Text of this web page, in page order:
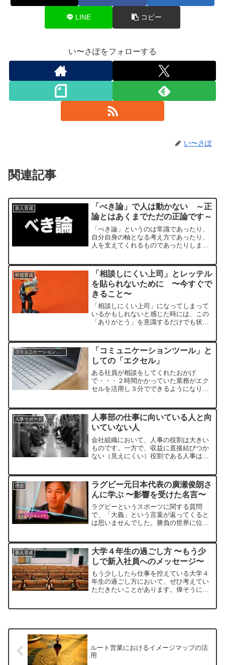
LINE コピー
い〜さぽをフォローする
い〜さぽ
関連記事
新人育成
「べき論」で人は動かない ～正
論とはあくまでただの正論です～
「べき論」というのは常識であったり、
自分自身の軸となる考え方であったり、
人を支えてくれるものであったりしま
しまうことになるかもしれません。正論
とは「べき論」で語れますが、やっぱり
バランスが大切なのです。
幹部育成
「相談しにくい上司」とレッテル
を貼られないために 〜今すぐで
きること〜
「相談しにくい上司」になってしまって
いるかもしれないと感じた時には、この
「ありがとう」を意識するだけでも状況
あれば、どうやって上司の笑顔をつくれ
るかと考えられたら最高ですね。
コミュニケーションスキル
「コミュニケーションツール」と
しての「エクセル」
ある社員が相談をしてくれたおかげ
で・・・２時間かかっていた業務がエク
セルを活用し３分でできるようになりま
人事サポート
人事部の仕事に向いている人と向
いていない人
会社組織において、人事の役割は大きい
ものです。一方で、収益に直接結びつか
ない（見えにくい）役割である人事は、
では、人事に関する関心が少ない会社が
多いものです。
理念
ラグビー元日本代表の廣瀬俊朗さ
んに学ぶ 〜影響を受けた名言〜
ラグビーというスポーツに関する質問
で、「大義」という言葉が返ってくると
は思いませんでした。勝負の世界に位置
本代表というフレーズに潜んでいること
を感じて、心をうたれました。
新人育成
大学４年生の過ごし方 〜もう少
しで新入社員へのメッセージ〜
もう少ししたら仕事を控えている大学４
年生の過ごし方において、ぜひ考えてい
ただきたいことがあります。偉そうにす
なのです。
ルート営業におけるイメージマップの活
用